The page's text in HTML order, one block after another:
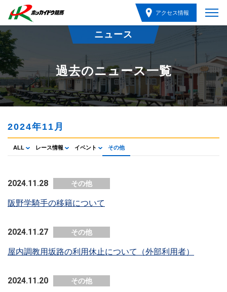
アクセス情報
ニュース
過去のニュース一覧
2024年11月
ALL レース情報 イベント その他
2024.11.28 その他
阪野学騎手の移籍について
2024.11.27 その他
屋内調教用坂路の利用休止について（外部利用者）
2024.11.20 その他